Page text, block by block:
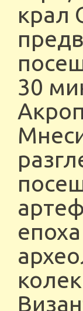
крал
30